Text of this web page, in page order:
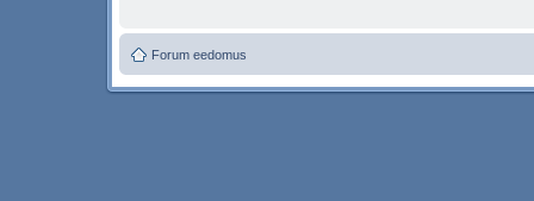
Forum eedomus